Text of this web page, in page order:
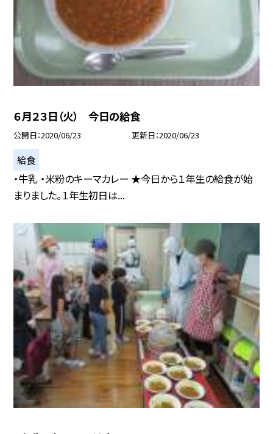
６月２３日（火） 今日の給食
公開日 2020/06/23 更新日 2020/06/23
給食
・牛乳 ・米粉のキーマカレー ★今日から１年生の給食が始
まりました。１年生初日は...